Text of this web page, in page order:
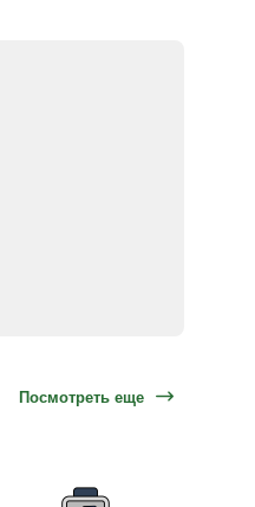
Посмотреть еще